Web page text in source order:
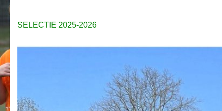
SELECTIE 2025-2026